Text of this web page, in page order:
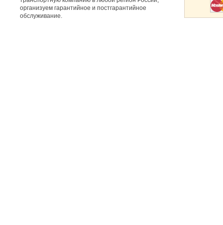
организуем гарантийное и постгарантийное
обслуживание.